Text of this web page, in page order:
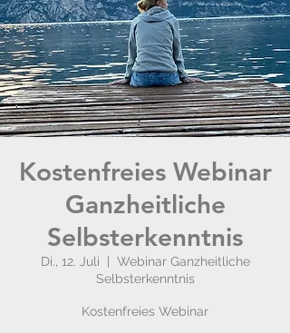
Kostenfreies Webinar
Ganzheitliche
Selbsterkenntnis
Di., 12. Juli
Webinar Ganzheitliche
Selbsterkenntnis
Kostenfreies Webinar